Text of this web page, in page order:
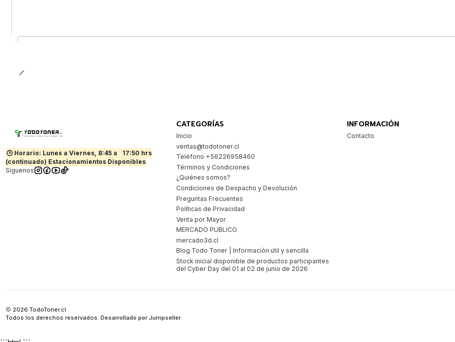
🕒 Horario: Lunes a Viernes, 8:45 a
17:50 hrs
(continuado) Estacionamientos Disponibles
Síguenos
CATEGORÍAS
Inicio
ventas@todotoner.cl
Teléfono +56226958460
Términos y Condiciones
¿Quiénes somos?
Condiciones de Despacho y Devolución
Preguntas Frecuentes
Políticas de Privacidad
Venta por Mayor
MERCADO PUBLICO
mercado3d.cl
Blog Todo Toner | Información útil y sencilla
Stock inicial disponible de productos participantes
del Cyber Day del 01 al 02 de junio de 2026
INFORMACIÓN
Contacto
2026 TodoToner.cl.
Todos los derechos reservados. Desarrollado por Jumpseller.